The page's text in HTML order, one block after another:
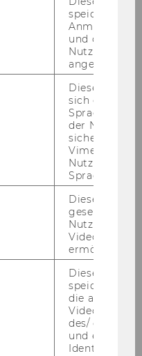
​Kenntnisse, fun­
​Kenntnisse, aus­
Fle­xi­bi­li­tät,
zur Team­ar­
Le­bens­lauf und
An­ga­be der an­
Wien, Au­gas­se
17. Ok­to­ber 2007
an­füh­ren!
speichert
und ob sich
Nutzer*in
angemeldet
Dieses
sich die
der
Vimeo in der
Nutzer
Sprache
Dieser
gesetzt, um
Nutzung des
Videoplayers
ermöglichen
Dieses Cookie
speichert
die aktuellen
des/ der
und einen